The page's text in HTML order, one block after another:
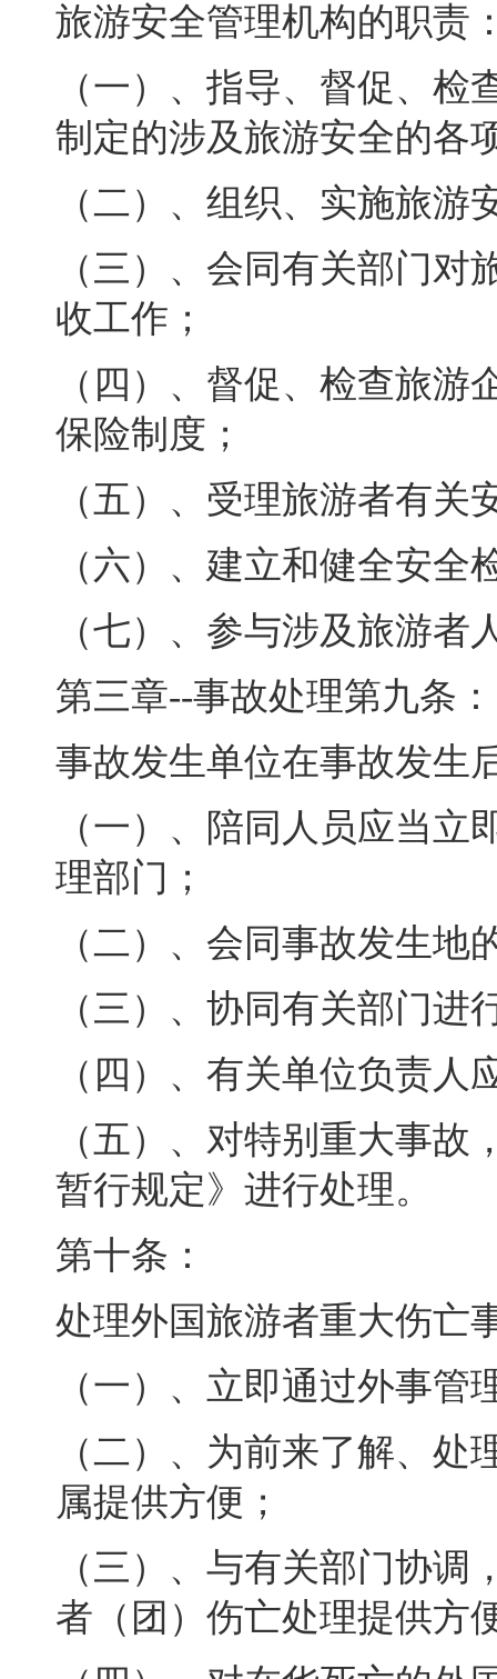
旅游安全管理机构的职责
（一）、指导、督促、
制定的涉及旅游安全的各
（二）、组织、实施旅游
（三）、会同有关部门
收工作 ；
（四）、督促、检查旅
保险制度 ；
（五）、受理旅游者有关
（六）、建立和健全安全
（七）、参与涉及旅游
第三章--事故处理第九条：
事故发生单位在事故发生
（一）、陪同人员应当立
理部门；
（二）、会同事故发生
（三）、协同有关部门进
（四）、有关单位负责人
（五）、对特别重大事故
暂行规定》进行处理。
第十条：
处理外国旅游者重大伤亡
（一）、立即通过外事
（二）、为前来了解、
属提供方便 ；
（三）、与有关部门协调
者（团）伤亡处理提供方